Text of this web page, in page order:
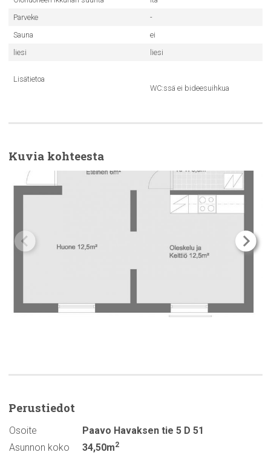
Parveke
-
Sauna
ei
liesi
liesi
Lisätietoa
WC:ssä ei bideesuihkua
Kuvia kohteesta
Perustiedot
Osoite
Paavo Havaksen tie 5 D 51
Asunnon koko
34,50m2